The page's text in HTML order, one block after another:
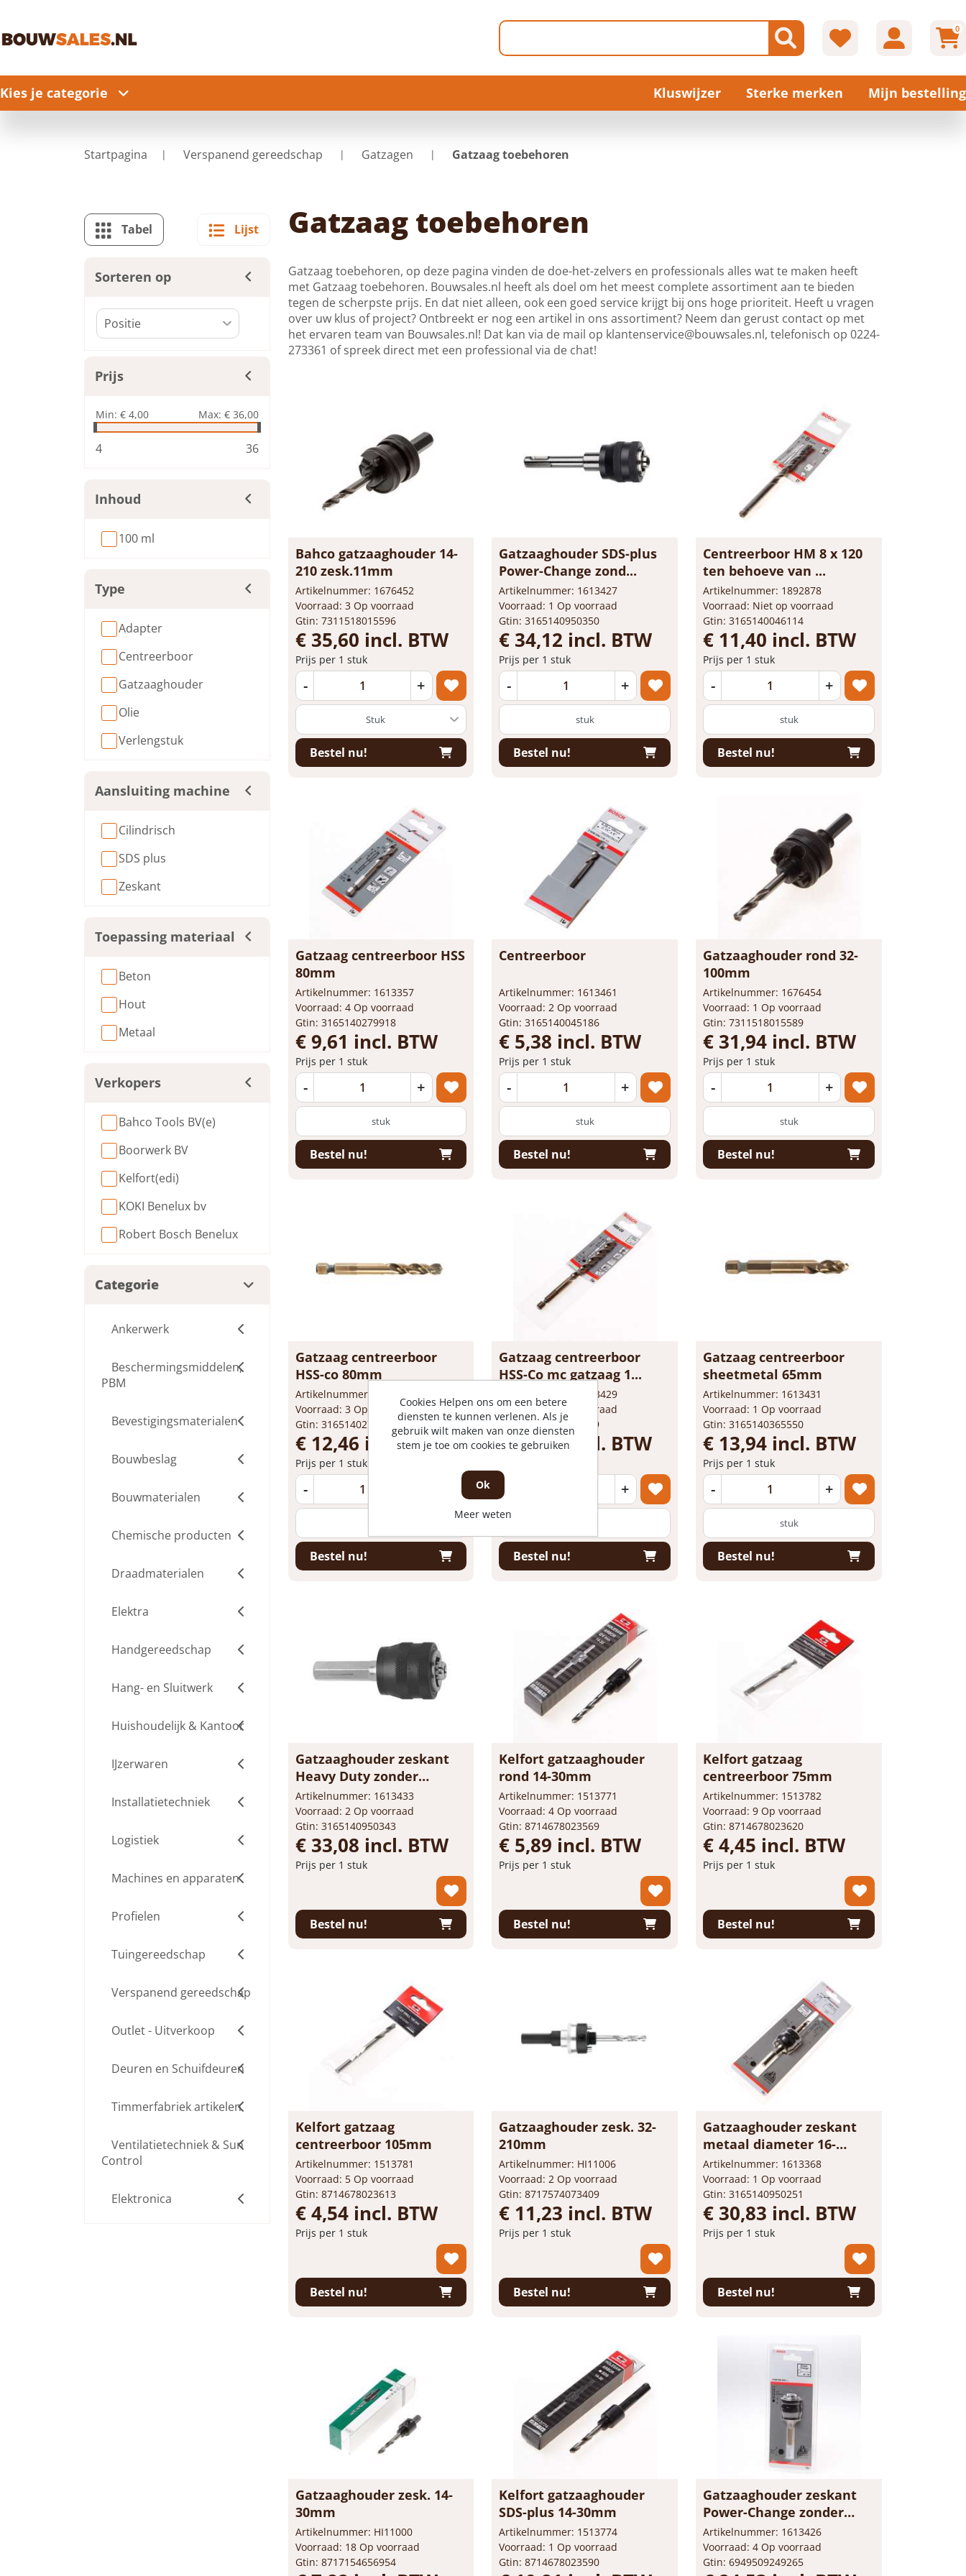
0
Kies je categorie Kluswijzer Sterke merken Mijn bestelling
Startpagina Verspanend gereedschap Gatzagen Gatzaag toebehoren
Tabel Lijst
Sorteren op
Prijs
Min: € 4,00 Max: € 36,00
4 36
Inhoud
100 ml
Type
Adapter
Centreerboor
Gatzaaghouder
Olie
Verlengstuk
Aansluiting machine
Cilindrisch
SDS plus
Zeskant
Toepassing materiaal
Beton
Hout
Metaal
Verkopers
Bahco Tools BV(e)
Boorwerk BV
Kelfort(edi)
KOKI Benelux bv
Robert Bosch Benelux
Categorie
Ankerwerk
Beschermingsmiddelen,
PBM
Bevestigingsmaterialen
Bouwbeslag
Bouwmaterialen
Chemische producten
Draadmaterialen
Elektra
Handgereedschap
Hang- en Sluitwerk
Huishoudelijk & Kantoor
IJzerwaren
Installatietechniek
Logistiek
Machines en apparaten
Profielen
Tuingereedschap
Verspanend gereedschap
Outlet - Uitverkoop
Deuren en Schuifdeuren
Timmerfabriek artikelen
Ventilatietechniek & Sun
Control
Elektronica
Gatzaag toebehoren
Gatzaag toebehoren, op deze pagina vinden de doe-het-zelvers en professionals alles wat te maken heeft
met Gatzaag toebehoren. Bouwsales.nl heeft als doel om het meest complete assortiment aan te bieden
tegen de scherpste prijs. En dat niet alleen, ook een goed service krijgt bij ons hoge prioriteit. Heeft u vragen
over uw klus of project? Ontbreekt er nog een artikel in ons assortiment? Neem dan gerust contact op met
het ervaren team van Bouwsales.nl! Dat kan via de mail op klantenservice@bouwsales.nl, telefonisch op 0224-
273361 of spreek direct met een professional via de chat!
Bahco gatzaaghouder 14-
210 zesk.11mm
Artikelnummer: 1676452
Voorraad: 3 Op voorraad
Gtin: 7311518015596
€ 35,60 incl. BTW
Prijs per 1 stuk
- +
Bestel nu!
Gatzaaghouder SDS-plus
Power-Change zond...
Artikelnummer: 1613427
Voorraad: 1 Op voorraad
Gtin: 3165140950350
€ 34,12 incl. BTW
Prijs per 1 stuk
- +
stuk
Bestel nu!
Centreerboor HM 8 x 120
ten behoeve van ...
Artikelnummer: 1892878
Voorraad: Niet op voorraad
Gtin: 3165140046114
€ 11,40 incl. BTW
Prijs per 1 stuk
- +
stuk
Bestel nu!
Gatzaag centreerboor HSS
80mm
Artikelnummer: 1613357
Voorraad: 4 Op voorraad
Gtin: 3165140279918
€ 9,61 incl. BTW
Prijs per 1 stuk
- +
stuk
Bestel nu!
Centreerboor
Artikelnummer: 1613461
Voorraad: 2 Op voorraad
Gtin: 3165140045186
€ 5,38 incl. BTW
Prijs per 1 stuk
- +
stuk
Bestel nu!
Gatzaaghouder rond 32-
100mm
Artikelnummer: 1676454
Voorraad: 1 Op voorraad
Gtin: 7311518015589
€ 31,94 incl. BTW
Prijs per 1 stuk
- +
stuk
Bestel nu!
Gatzaag centreerboor
HSS-co 80mm
Artikelnummer: 1613358
Voorraad: 3 Op voorraad
Gtin: 3165140279925
€ 12,46 incl. BTW
Prijs per 1 stuk
-
Bestel nu!
Gatzaag centreerboor
HSS-Co mc gatzaag 1...
Artikelnummer: 1613429
Voorraad: 2 Op voorraad
Gtin: 3165140414609
€ 23,91 incl. BTW
+
Bestel nu!
Gatzaag centreerboor
sheetmetal 65mm
Artikelnummer: 1613431
Voorraad: 1 Op voorraad
Gtin: 3165140365550
€ 13,94 incl. BTW
Prijs per 1 stuk
- +
stuk
Bestel nu!
Gatzaaghouder zeskant
Heavy Duty zonder
centeerboor
Artikelnummer: 1613433
Voorraad: 2 Op voorraad
Gtin: 3165140950343
€ 33,08 incl. BTW
Prijs per 1 stuk
Kelfort gatzaaghouder
rond 14-30mm
Artikelnummer: 1513771
Voorraad: 4 Op voorraad
Gtin: 8714678023569
€ 5,89 incl. BTW
Prijs per 1 stuk
Kelfort gatzaag
centreerboor 75mm
Artikelnummer: 1513782
Voorraad: 9 Op voorraad
Gtin: 8714678023620
€ 4,45 incl. BTW
Prijs per 1 stuk
Kelfort gatzaag
centreerboor 105mm
Artikelnummer: 1513781
Voorraad: 5 Op voorraad
Gtin: 8714678023613
€ 4,54 incl. BTW
Gatzaaghouder zesk. 32-
210mm
Artikelnummer: HI11006
Voorraad: 2 Op voorraad
Gtin: 8717574073409
€ 11,23 incl. BTW
Gatzaaghouder zeskant
metaal diameter 16-
102mm
Artikelnummer: 1613368
Voorraad: 1 Op voorraad
Gtin: 3165140950251
€ 30,83 incl. BTW
Gatzaaghouder zesk. 14-
Kelfort gatzaaghouder
Gatzaaghouder zeskant
Cookies Helpen ons om een betere
diensten te kunnen verlenen. Als je
gebruik wilt maken van onze diensten
stem je toe om cookies te gebruiken
Ok
Meer weten